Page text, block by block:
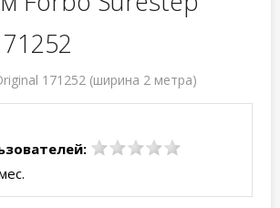
171252 (ширина 2 метра)